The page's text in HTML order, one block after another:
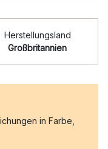
Herstellungsland
Großbritannien
in Farbe,